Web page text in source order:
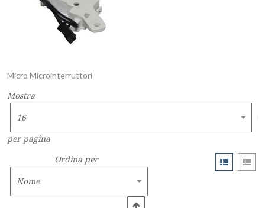
Micro Microinterruttori
Mostra
per pagina
Ordina per